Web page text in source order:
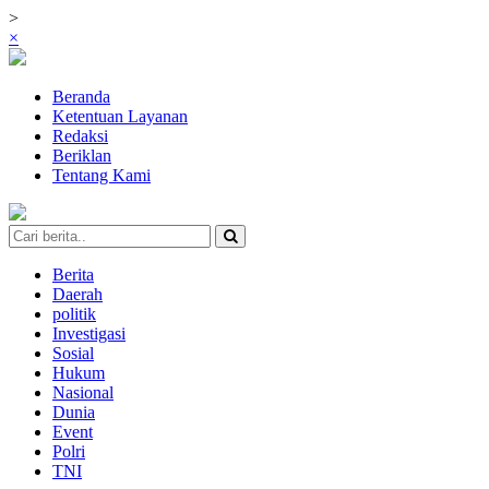
>
×
Beranda
Ketentuan Layanan
Redaksi
Beriklan
Tentang Kami
Berita
Daerah
politik
Investigasi
Sosial
Hukum
Nasional
Dunia
Event
Polri
TNI